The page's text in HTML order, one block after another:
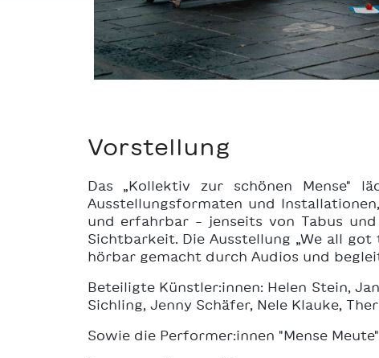
Vorstellung
Das „Kollektiv zur schönen Mense"
Ausstellungsformaten und
und erfahrbar - jenseits von Tabus
Sichtbarkeit. Die Ausstellung „We all
hörbar gemacht durch Audios und
Beteiligte Künstler:innen: Helen Stein,
Sichling, Jenny Schäfer, Nele Klauke,
Sowie die Performer:innen "Mense Meute"